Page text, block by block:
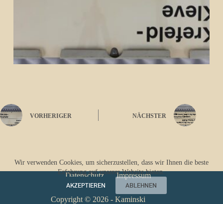
Wir verwenden Cookies, um sicherzustellen, dass wir Ihnen die beste
Erfahrung auf unserer Website bieten.
AKZEPTIEREN
ABLEHNEN
VORHERIGER NÄCHSTER
Datenschutz Impressum
Copyright © 2026 - Kaminski